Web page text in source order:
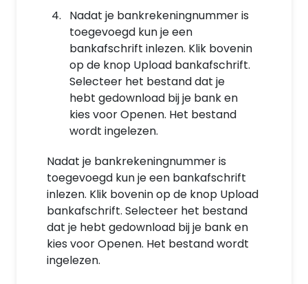
Nadat je bankrekeningnummer is
toegevoegd kun je een
bankafschrift inlezen. Klik bovenin
op de knop Upload bankafschrift.
Selecteer het bestand dat je
hebt gedownload bij je bank en
kies voor Openen. Het bestand
wordt ingelezen.
Nadat je bankrekeningnummer is
toegevoegd kun je een bankafschrift
inlezen. Klik bovenin op de knop Upload
bankafschrift. Selecteer het bestand
dat je hebt gedownload bij je bank en
kies voor Openen. Het bestand wordt
ingelezen.